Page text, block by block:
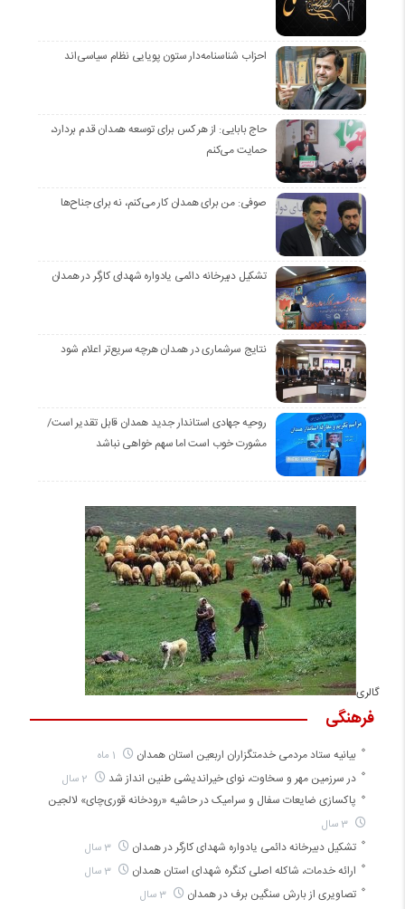
احزاب شناسنامه‌دار ستون پویایی نظام سیاسی‌اند
حاج بابایی: از هر کس برای توسعه همدان قدم بردارد،
حمایت می‌کنم
صوفی: من برای همدان کار می‌کنم، نه برای جناح‌ها
تشکیل دبیرخانه دائمی یادواره شهدای کارگر در همدان
نتایج سرشماری در همدان هرچه سریع‌تر اعلام شود
روحیه جهادی استاندار جدید همدان قابل تقدیر است/
مشورت خوب است اما سهم خواهی نباشد
گالری
فرهنگی
بیانیه ستاد مردمی خدمتگزاران اربعین استان همدان
در سرزمین مهر و سخاوت، نوای خیراندیشی طنین انداز شد
پاکسازی ضایعات سفال و سرامیک در حاشیه «رودخانه قوری‌چای» لالجین
3 سال
تشکیل دبیرخانه دائمی یادواره شهدای کارگر در همدان 3 سال
ارائه خدمات، شاکله اصلی کنگره شهدای استان همدان 3 سال
تصاویری از بارش سنگین برف در همدان 3 سال